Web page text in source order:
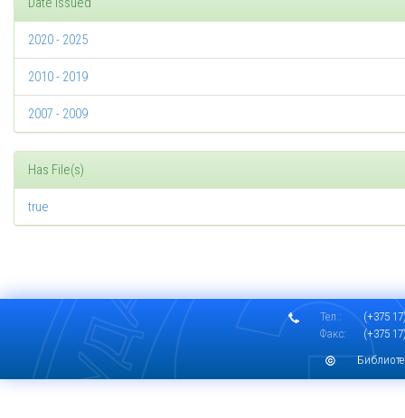
2020 - 2025
2010 - 2019
2007 - 2009
Has File(s)
true
Тел.:
(+375
Факс:
(+375